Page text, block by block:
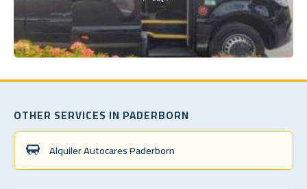
OTHER SERVICES IN PADERBORN
Alquiler Autocares Paderborn